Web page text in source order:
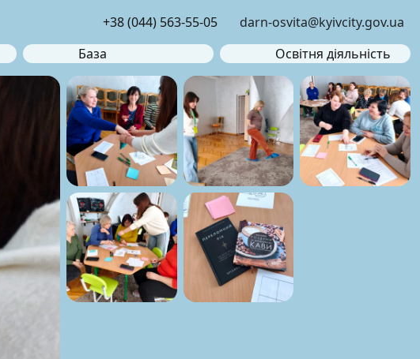
+38 (044) 563-55-05
darn-osvita@kyivcity.gov.ua
База Освітня діяльність